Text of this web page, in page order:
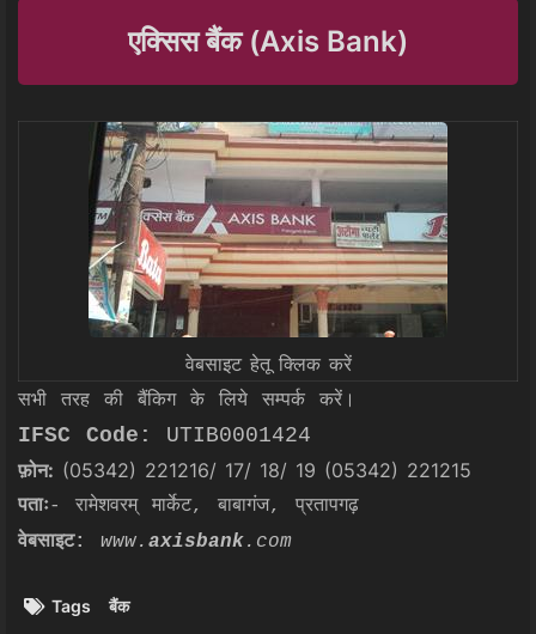
एक्सिस बैंक (Axis Bank)
वेबसाइट हेतू क्लिक करें
सभी तरह की बैंकिग के लिये सम्पर्क करें।
IFSC Code:
UTIB0001424
फ़ोन: (05342) 221216/ 17/ 18/ 19 (05342) 221215
पताः- रामेशवरम् मार्केट, बाबागंज, प्रतापगढ़
वेबसाइट:
www. axisbank.com
Tags बैंक